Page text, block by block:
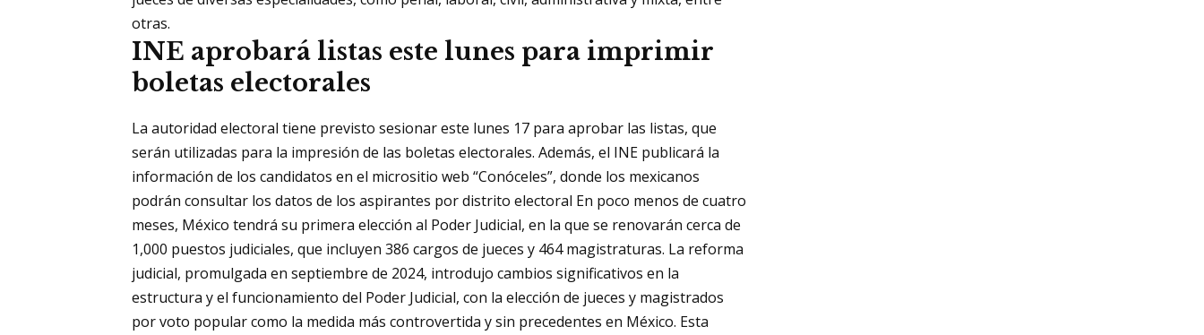
otras.
INE aprobará listas este lunes para imprimir
boletas electorales
La autoridad electoral tiene previsto sesionar este lunes 17 para aprobar las listas, que
serán utilizadas para la impresión de las boletas electorales. Además, el INE publicará la
información de los candidatos en el micrositio web “Conóceles”, donde los mexicanos
podrán consultar los datos de los aspirantes por distrito electoral En poco menos de cuatro
meses, México tendrá su primera elección al Poder Judicial, en la que se renovarán cerca de
1,000 puestos judiciales, que incluyen 386 cargos de jueces y 464 magistraturas. La reforma
judicial, promulgada en septiembre de 2024, introdujo cambios significativos en la
estructura y el funcionamiento del Poder Judicial, con la elección de jueces y magistrados
por voto popular como la medida más controvertida y sin precedentes en México. Esta